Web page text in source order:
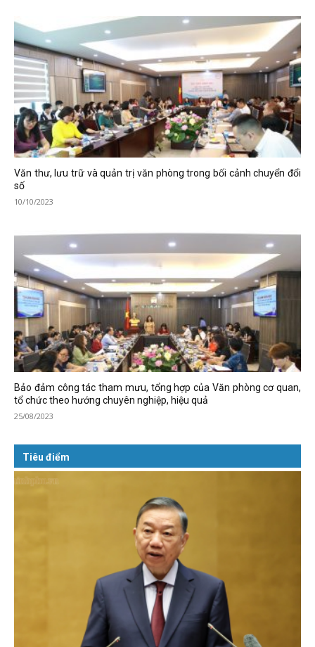
Văn thư, lưu trữ và quản trị văn phòng trong bối cảnh chuyển đổi
số
10/10/2023
Bảo đảm công tác tham mưu, tổng hợp của Văn phòng cơ quan,
tổ chức theo hướng chuyên nghiệp, hiệu quả
25/08/2023
Tiêu điểm